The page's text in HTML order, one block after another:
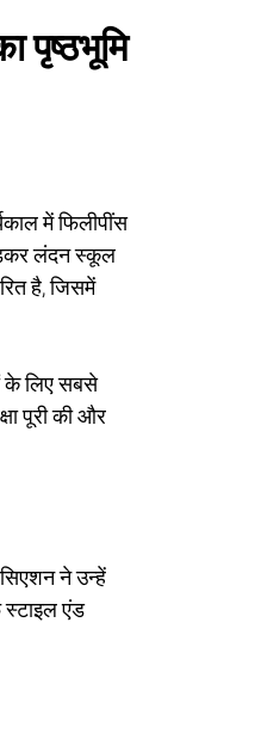
पृष्ठभूमि
में फिलीपींस
लंदन स्कूल
है, जिसमें
के लिए सबसे
पूरी की और
ने उन्हें
स्टाइल एंड